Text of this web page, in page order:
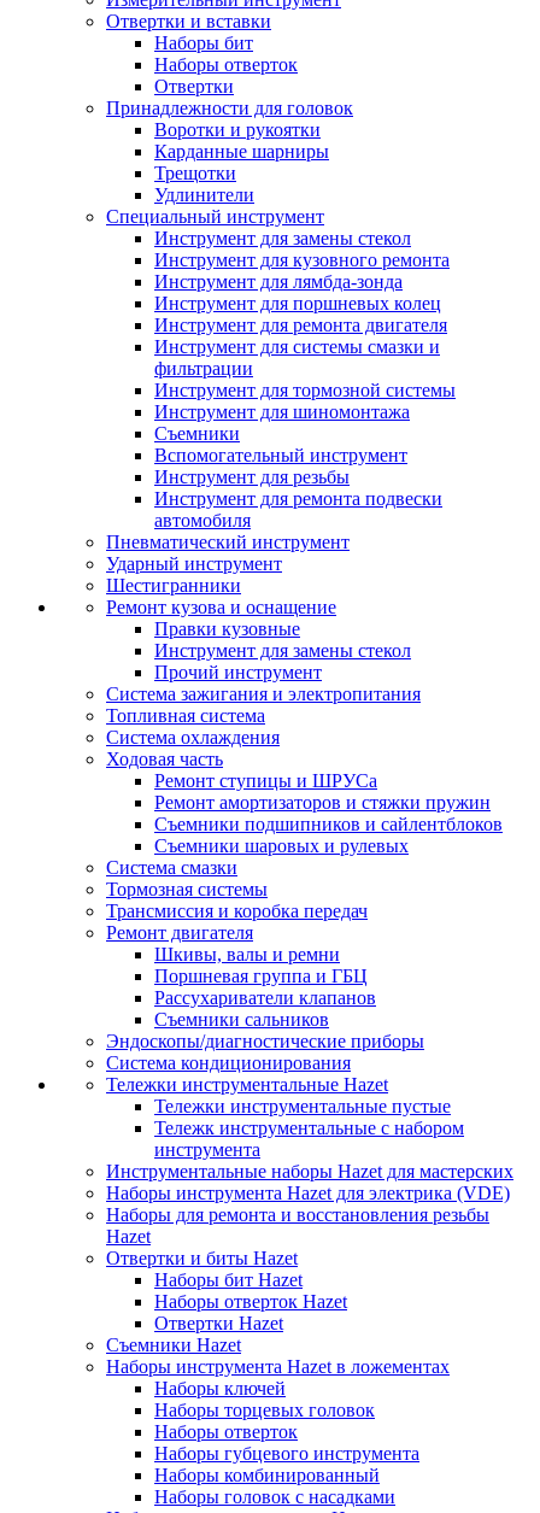
Отвертки и вставки
Наборы бит
Наборы отверток
Отвертки
Принадлежности для головок
Воротки и рукоятки
Карданные шарниры
Трещотки
Удлинители
Специальный инструмент
Инструмент для замены стекол
Инструмент для кузовного ремонта
Инструмент для лямбда-зонда
Инструмент для поршневых колец
Инструмент для ремонта двигателя
Инструмент для системы смазки и
фильтрации
Инструмент для тормозной системы
Инструмент для шиномонтажа
Съемники
Вспомогательный инструмент
Инструмент для резьбы
Инструмент для ремонта подвески
автомобиля
Пневматический инструмент
Ударный инструмент
Шестигранники
Ремонт кузова и оснащение
Правки кузовные
Инструмент для замены стекол
Прочий инструмент
Система зажигания и электропитания
Топливная система
Система охлаждения
Ходовая часть
Ремонт ступицы и ШРУСа
Ремонт амортизаторов и стяжки пружин
Съемники подшипников и сайлентблоков
Съемники шаровых и рулевых
Система смазки
Тормозная системы
Трансмиссия и коробка передач
Ремонт двигателя
Шкивы, валы и ремни
Поршневая группа и ГБЦ
Рассухариватели клапанов
Съемники сальников
Эндоскопы/диагностические приборы
Система кондиционирования
Тележки инструментальные Hazet
Тележки инструментальные пустые
Тележк инструментальные с набором
инструмента
Инструментальные наборы Hazet для мастерских
Наборы инструмента Hazet для электрика (VDE)
Наборы для ремонта и восстановления резьбы
Hazet
Отвертки и биты Hazet
Наборы бит Hazet
Наборы отверток Hazet
Отвертки Hazet
Съемники Hazet
Наборы инструмента Hazet в ложементах
Наборы ключей
Наборы торцевых головок
Наборы отверток
Наборы губцевого инструмента
Наборы комбинированный
Наборы головок с насадками